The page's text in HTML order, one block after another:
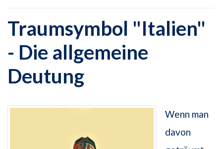
Traumsymbol "Italien"
- Die allgemeine
Deutung
Wenn man
davon